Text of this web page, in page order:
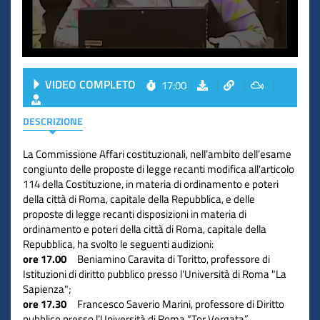
VIDEO COMPLETO 17:00
DESCRIZIONE
La Commissione Affari costituzionali, nell’ambito dell’esame
congiunto delle proposte di legge recanti modifica all'articolo
114 della Costituzione, in materia di ordinamento e poteri
della città di Roma, capitale della Repubblica, e delle
proposte di legge recanti disposizioni in materia di
ordinamento e poteri della città di Roma, capitale della
Repubblica, ha svolto le seguenti audizioni:
ore 17.00
Beniamino Caravita di Toritto, professore di
Istituzioni di diritto pubblico presso l'Università di Roma "La
Sapienza";
ore 17.30 Francesco Saverio Marini, professore di Diritto